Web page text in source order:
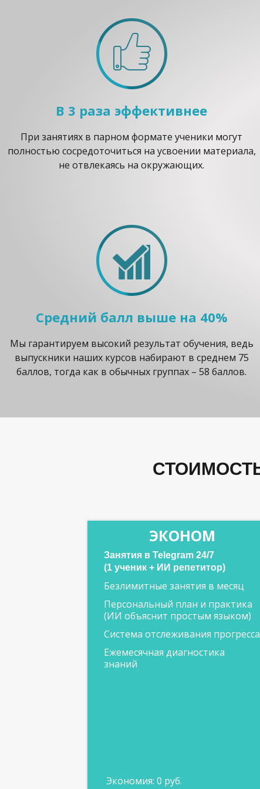
В 3 раза эффективнее
При занятиях в парном формате ученики могут
полностью сосредоточиться на усвоении материала,
не отвлекаясь на окружающих.
Средний балл выше на 40%
Мы гарантируем высокий результат обучения, ведь
выпускники наших курсов набирают в среднем 75
баллов, тогда как в обычных группах – 58 баллов.
ЭКОНОМ
Занятия в Telegram 24/7
(1 ученик + ИИ репетитор)
Безлимитные занятия в месяц
Персональный план и практика
(ИИ объяснит простым языком)
Система отслеживания прогресса
Ежемесячная диагностика
знаний
Экономия: 0 руб.